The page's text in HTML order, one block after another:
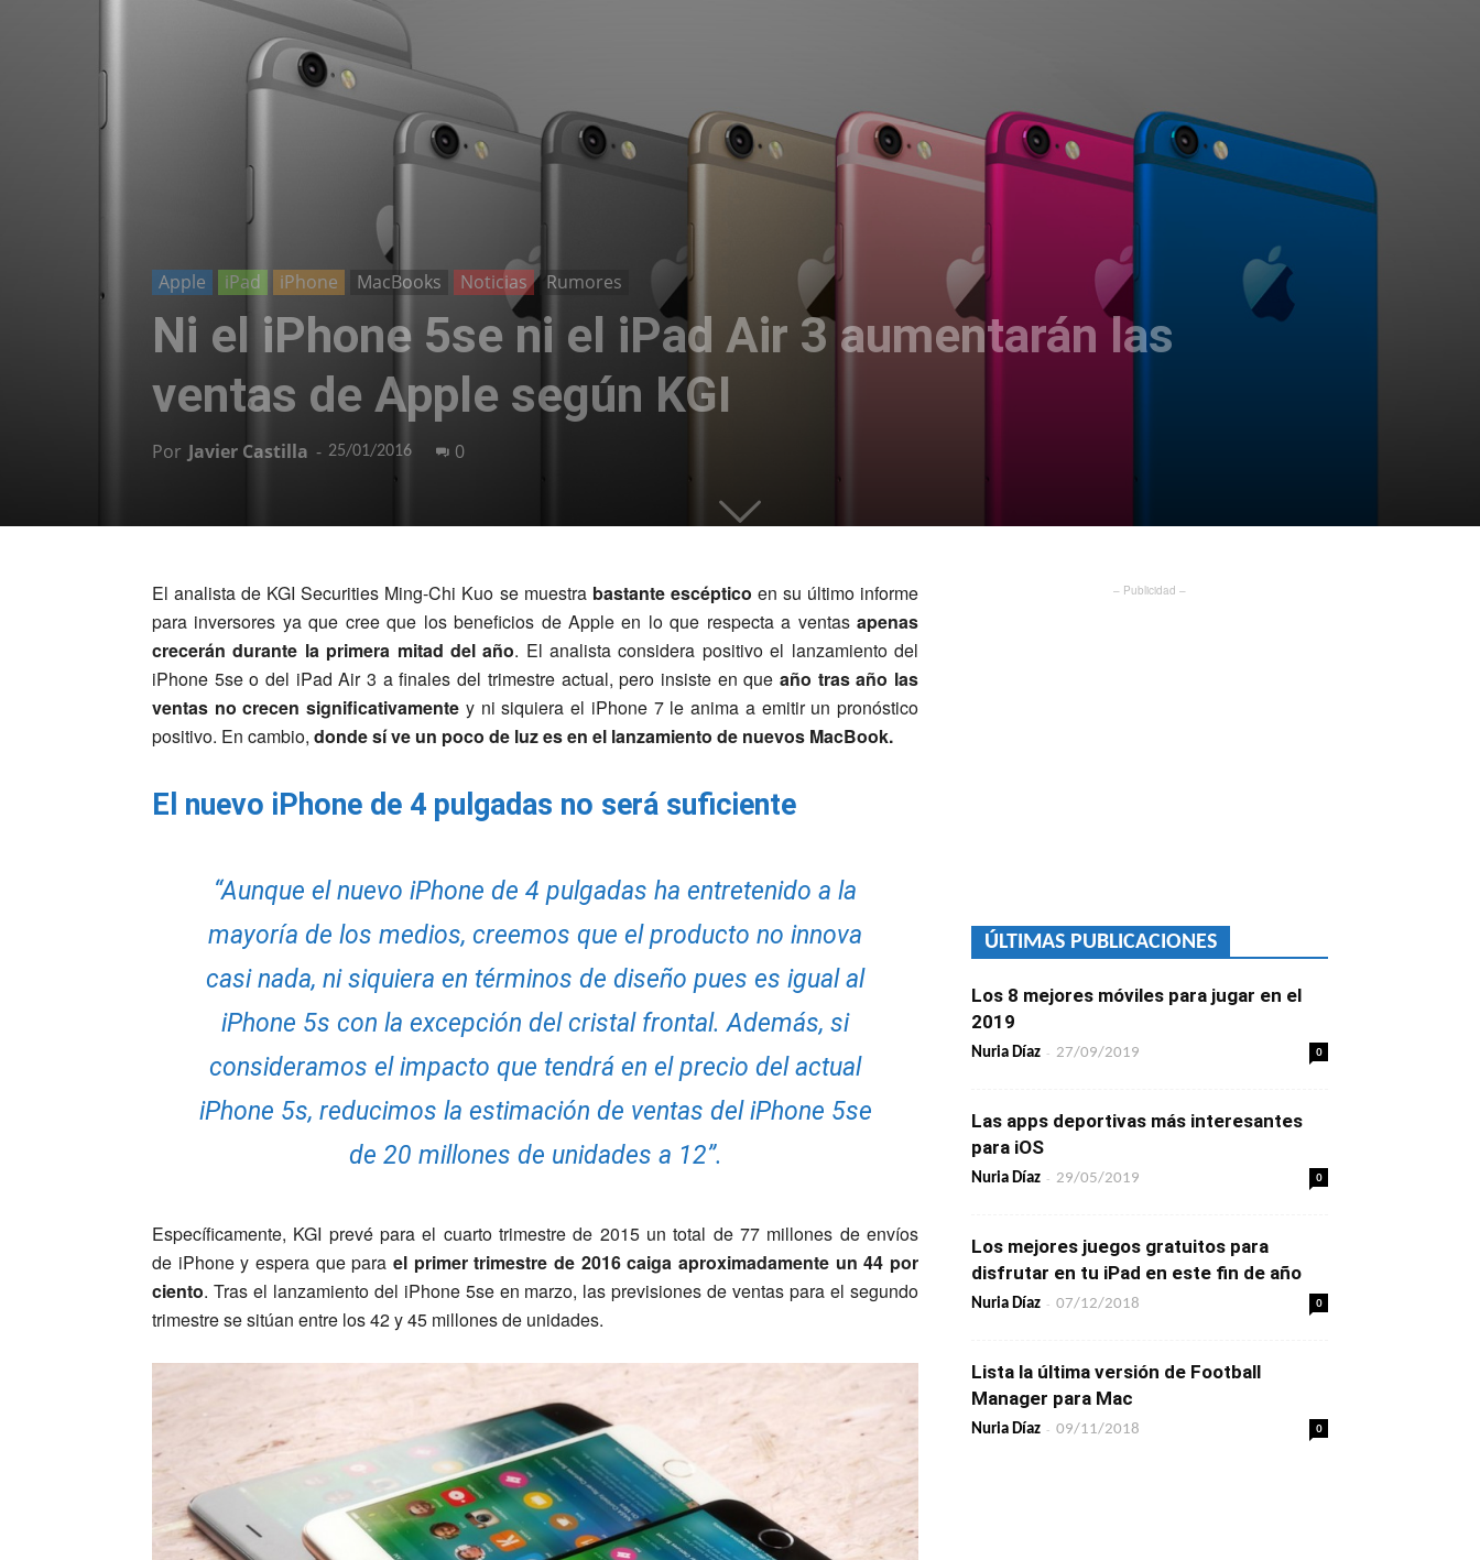
Apple iPad iPhone MacBooks Noticias Rumores
Ni el iPhone 5se ni el iPad Air 3 aumentarán las
ventas de Apple según KGI
Por Javier Castilla - 25/01/2016 0
El analista de KGI Securities Ming-Chi Kuo se muestrabastante escéptico en su último informe
para inversores ya que cree que los beneficios de Apple en lo que respecta a ventasapenas
crecerán durante la primera mitad del año. El analista considera positivo el lanzamiento del
iPhone 5se o del iPad Air 3 a finales del trimestre actual, pero insiste en que año tras año las
ventas no crecen significativamente y ni siquiera el iPhone 7 le anima a emitir un pronóstico
positivo. En cambio, donde sí ve un poco de luz es en el lanzamiento de nuevos MacBook.
El nuevo iPhone de 4 pulgadas no será suficiente
“Aunque el nuevo iPhone de 4 pulgadas ha entretenido a la
mayoría de los medios, creemos que el producto no innova
casi nada, ni siquiera en términos de diseño pues es igual al
iPhone 5s con la excepción del cristal frontal. Además, si
consideramos el impacto que tendrá en el precio del actual
iPhone 5s, reducimos la estimación de ventas del iPhone 5se
de 20 millones de unidades a 12”.
Específicamente, KGI prevé para el cuarto trimestre de 2015 un total de 77 millones de envíos
de iPhone y espera que para el primer trimestre de 2016 caiga aproximadamente un 44 por
ciento. Tras el lanzamiento del iPhone 5se en marzo, las previsiones de ventas para el segundo
trimestre se sitúan entre los 42 y 45 millones de unidades.
– Publicidad –
ÚLTIMAS PUBLICACIONES
Los 8 mejores móviles para jugar en el
2019
Nuria Díaz - 27/09/2019 0
Las apps deportivas más interesantes
para iOS
Nuria Díaz - 29/05/2019 0
Los mejores juegos gratuitos para
disfrutar en tu iPad en este fin de año
Nuria Díaz - 07/12/2018 0
Lista la última versión de Football
Manager para Mac
Nuria Díaz - 09/11/2018 0